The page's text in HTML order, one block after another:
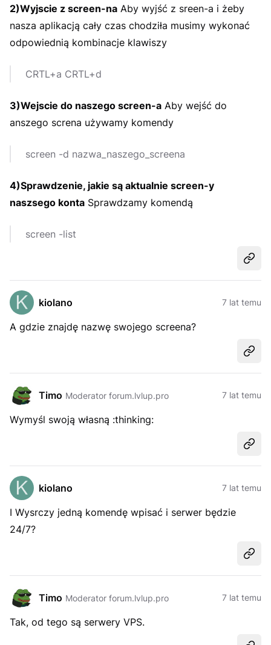
2)Wyjscie z screen-na Aby wyjść z sreen-a i żeby
nasza aplikacją cały czas chodziła musimy wykonać
odpowiednią kombinacje klawiszy
CRTL+a CRTL+d
3)Wejscie do naszego screen-a Aby wejść do
anszego screna używamy komendy
screen -d nazwa_naszego_screena
4)Sprawdzenie, jakie są aktualnie screen-y
naszsego konta Sprawdzamy komendą
screen -list
kiolano 7 lat temu
A gdzie znajdę nazwę swojego screena?
Timo Moderator forum.lvlup.pro 7 lat temu
Wymyśl swoją własną :thinking:
kiolano 7 lat temu
I Wysrczy jedną komendę wpisać i serwer będzie
24/7?
Timo Moderator forum.lvlup.pro 7 lat temu
Tak, od tego są serwery VPS.